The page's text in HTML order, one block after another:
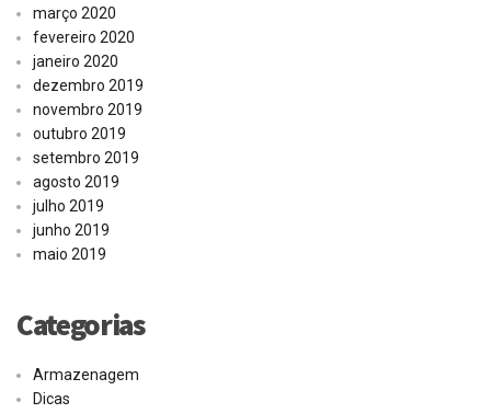
março 2020
fevereiro 2020
janeiro 2020
dezembro 2019
novembro 2019
outubro 2019
setembro 2019
agosto 2019
julho 2019
junho 2019
maio 2019
Categorias
Armazenagem
Dicas